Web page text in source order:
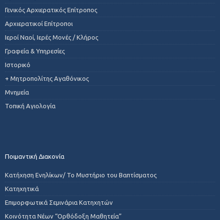
Γενικός Αρχιερατικός Επίτροπος
Αρχιερατικοί Επίτροποι
Ιεροί Ναοί, Ιερές Μονές / Κλήρος
Γραφεία & Υπηρεσίες
Ιστορικό
+ Μητροπολίτης Αγαθόνικος
Μνημεία
Τοπική Αγιολογία
Ποιμαντική Διακονία
Κατήχηση Ενηλίκων/ Το Μυστήριο του Βαπτίσματος
Κατηχητικά
Επιμορφωτικά Σεμινάρια Κατηχητών
Κοινότητα Νέων “Ορθόδοξη Μαθητεία”